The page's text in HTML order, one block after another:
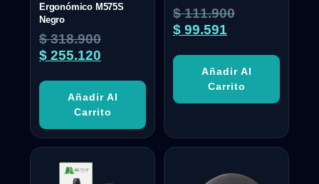
Ergonómico M575S
Negro
$318.900
$ 255.120
Añadir Al
Carrito
$111.900
$ 99.591
Añadir Al
Carrito